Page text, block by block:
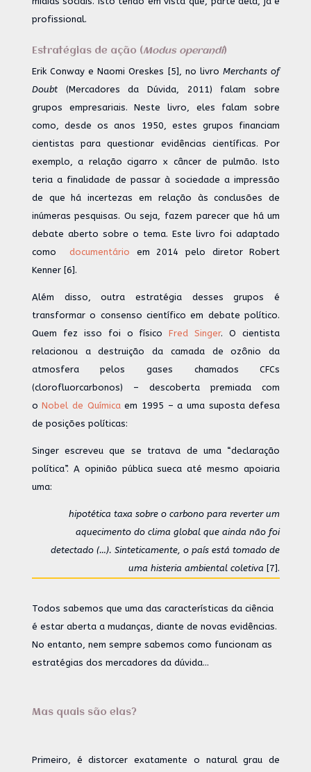
profissional.
Estratégias de ação (Modus operandi)
Erik Conway e Naomi Oreskes [5], no livroMerchants of
Doubt(Mercadores da Dúvida, 2011) falam sobre
grupos empresariais. Neste livro, eles falam sobre
como, desde os anos 1950, estes grupos financiam
cientistas para questionar evidências científicas. Por
exemplo, a relação cigarro x câncer de pulmão. Isto
teria a finalidade de passar à sociedade a impressão
de que há incertezas em relação às conclusões de
inúmeras pesquisas. Ou seja, fazem parecer que há um
debate aberto sobre o tema. Este livro foi adaptado
comodocumentário em 2014 pelo diretor Robert
Kenner [6].
Além disso, outra estratégia desses grupos é
transformar o consenso científico em debate político.
Quem fez isso foi o físicoFred Singer. O cientista
relacionou a destruição da camada de ozônio da
atmosfera pelos gases chamados CFCs
(clorofluorcarbonos) – descoberta premiada com
oNobel de Químicaem 1995 – a uma suposta defesa
de posições políticas:
Singer escreveu que se tratava de uma “declaração
política”. A opinião pública sueca até mesmo apoiaria
uma:
hipotética taxa sobre o carbono para reverter um
aquecimento do clima global que ainda não foi
detectado (…). Sinteticamente, o país está tomado de
uma histeria ambiental coletiva [7].
Todos sabemos que uma das características da ciência
é estar aberta a mudanças, diante de novas evidências.
No entanto, nem sempre sabemos como funcionam as
estratégias dos mercadores da dúvida…
Mas quais são elas?
Primeiro, é distorcer exatamente o natural grau de